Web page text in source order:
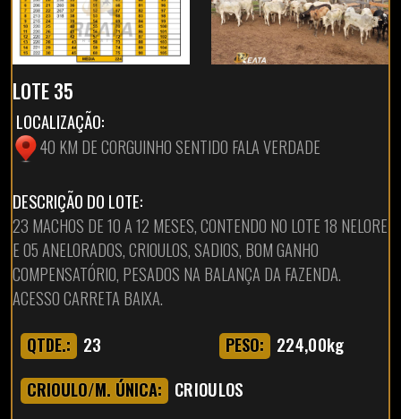
LOTE 35
LOCALIZAÇÃO:
40 KM DE CORGUINHO SENTIDO FALA VERDADE
DESCRIÇÃO DO LOTE:
23 MACHOS DE 10 A 12 MESES, CONTENDO NO LOTE 18 NELORE
E 05 ANELORADOS, CRIOULOS, SADIOS, BOM GANHO
COMPENSATÓRIO, PESADOS NA BALANÇA DA FAZENDA.
ACESSO CARRETA BAIXA.
QTDE.: 23 PESO: 224,00kg
CRIOULO/M. ÚNICA: CRIOULOS